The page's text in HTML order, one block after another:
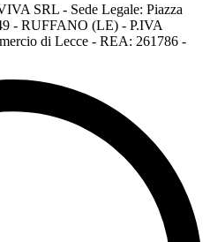
SRL - Sede Legale: Piazza
- RUFFANO (LE) - P.IVA
di Lecce - REA: 261786 -